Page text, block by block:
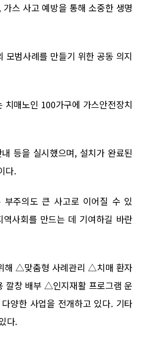
스 사고 예방을 통해 소중한 생명
모범사례를 만들기 위한 공동 의지
매노인 100가구에 가스안전장치
등을 실시했으며, 설치가 완료된
다.
부주의도 큰 사고로 이어질 수 있
사회를 만드는 데 기여하길 바란
해 △맞춤형 사례관리 △치매 환자
깔창 배부 △인지재활 프로그램 운
양한 사업을 전개하고 있다. 기타
다.